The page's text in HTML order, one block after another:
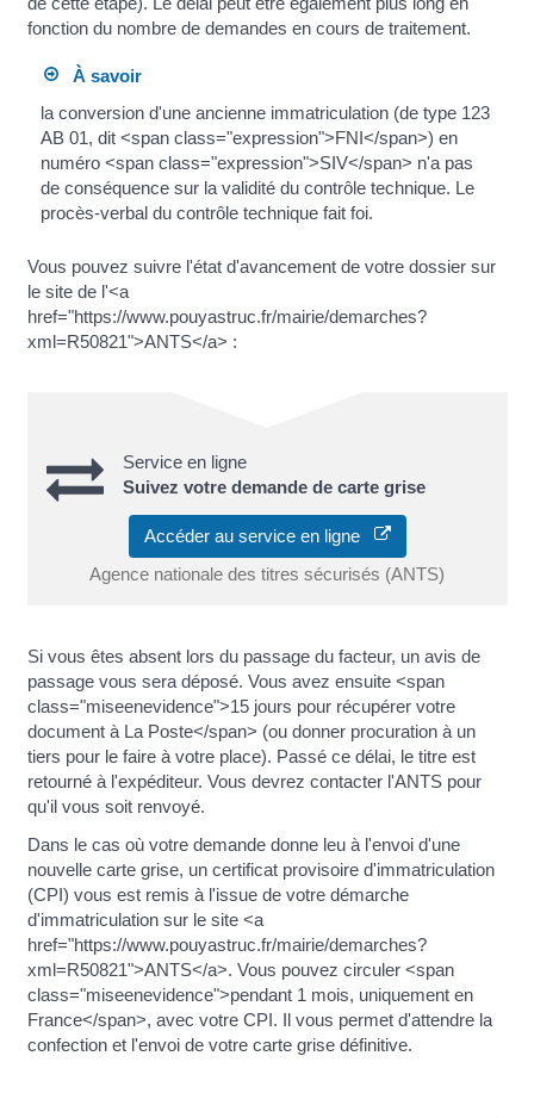
fonction du nombre de demandes en cours de traitement.
À savoir
la conversion d'une ancienne immatriculation (de type 123
AB 01, dit <span class="expression">FNI</span>) en
numéro <span class="expression">SIV</span> n'a pas
de conséquence sur la validité du contrôle technique. Le
procès-verbal du contrôle technique fait foi.
Vous pouvez suivre l'état d'avancement de votre dossier sur
le site de l'<a
href="https://www.pouyastruc.fr/mairie/demarches?
xml=R50821">ANTS</a> :
Service en ligne
Suivez votre demande de carte grise
Accéder au service en ligne
Agence nationale des titres sécurisés (ANTS)
Si vous êtes absent lors du passage du facteur, un avis de
passage vous sera déposé. Vous avez ensuite <span
class="miseenevidence">15 jours pour récupérer votre
document à La Poste</span> (ou donner procuration à un
tiers pour le faire à votre place). Passé ce délai, le titre est
retourné à l'expéditeur. Vous devrez contacter l'ANTS pour
qu'il vous soit renvoyé.
Dans le cas où votre demande donne leu à l'envoi d'une
nouvelle carte grise, un certificat provisoire d'immatriculation
(CPI) vous est remis à l'issue de votre démarche
d'immatriculation sur le site <a
href="https://www.pouyastruc.fr/mairie/demarches?
xml=R50821">ANTS</a>. Vous pouvez circuler <span
class="miseenevidence">pendant 1 mois, uniquement en
France</span>, avec votre CPI. Il vous permet d'attendre la
confection et l'envoi de votre carte grise définitive.